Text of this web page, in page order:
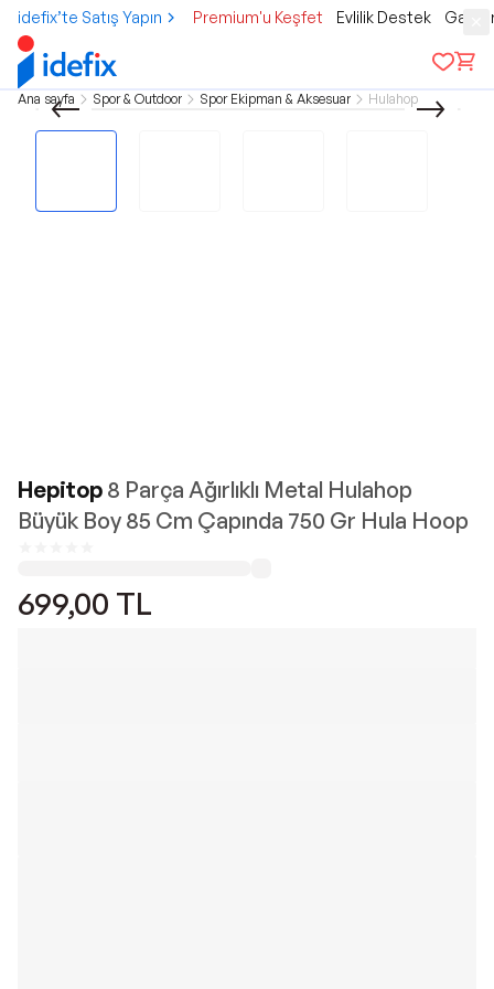
idefix’te Satış Yapın Premium'u Keşfet Evlilik Destek
Ana sayfa Spor & Outdoor Spor Ekipman & Aksesuar Hulahop
Hepitop 8 Parça Ağırlıklı Metal Hulahop
Büyük Boy 85 Cm Çapında 750 Gr Hula Hoop
699,00 TL